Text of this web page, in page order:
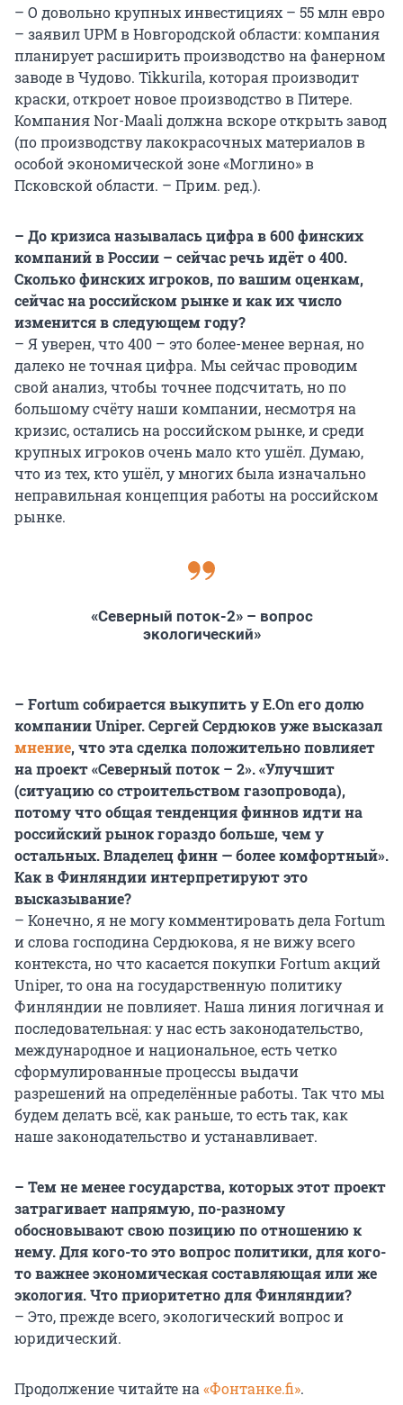
– О довольно крупных инвестициях – 55 млн евро
– заявил UPM в Новгородской области: компания
планирует расширить производство на фанерном
заводе в Чудово. Tikkurila, которая производит
краски, откроет новое производство в Питере.
Компания Nor-Maali должна вскоре открыть завод
(по производству лакокрасочных материалов в
особой экономической зоне «Моглино» в
Псковской области. – Прим. ред.).
– До кризиса называлась цифра в 600 финских
компаний в России – сейчас речь идёт о 400.
Сколько финских игроков, по вашим оценкам,
сейчас на российском рынке и как их число
изменится в следующем году?
– Я уверен, что 400 – это более-менее верная, но
далеко не точная цифра. Мы сейчас проводим
свой анализ, чтобы точнее подсчитать, но по
большому счёту наши компании, несмотря на
кризис, остались на российском рынке, и среди
крупных игроков очень мало кто ушёл. Думаю,
что из тех, кто ушёл, у многих была изначально
неправильная концепция работы на российском
рынке.
«Северный поток-2» – вопрос
экологический»
– Fortum собирается выкупить у E.On его долю
компании Uniper. Сергей Сердюков уже высказал
мнение, что эта сделка положительно повлияет
на проект «Северный поток – 2». «Улучшит
(ситуацию со строительством газопровода),
потому что общая тенденция финнов идти на
российский рынок гораздо больше, чем у
остальных.‎ Владелец финн — более комфортный».
Как в Финляндии интерпретируют это
высказывание?
– Конечно, я не могу комментировать дела Fortum
и слова господина Сердюкова, я не вижу всего
контекста, но что касается покупки Fortum акций
Uniper, то она на государственную политику
Финляндии не повлияет. Наша линия логичная и
последовательная: у нас есть законодательство,
международное и национальное, есть четко
сформулированные процессы выдачи
разрешений на определённые работы. Так что мы
будем делать всё, как раньше, то есть так, как
наше законодательство и устанавливает.
– Тем не менее государства, которых этот проект
затрагивает напрямую, по-разному
обосновывают свою позицию по отношению к
нему. Для кого-то это вопрос политики, для кого-
то важнее экономическая составляющая или же
экология. Что приоритетно для Финляндии?
– Это, прежде всего, экологический вопрос и
юридический.
Продолжение читайте на «Фонтанке.fi».